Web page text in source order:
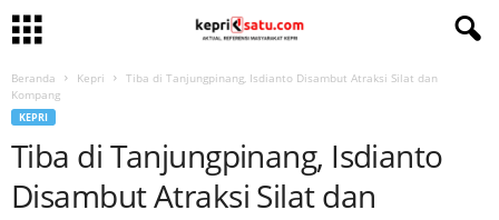
Beranda Kepri
Tiba di Tanjungpinang, Isdianto Disambut Atraksi Silat dan
Kompang
KEPRI
Tiba di Tanjungpinang, Isdianto
Disambut Atraksi Silat dan